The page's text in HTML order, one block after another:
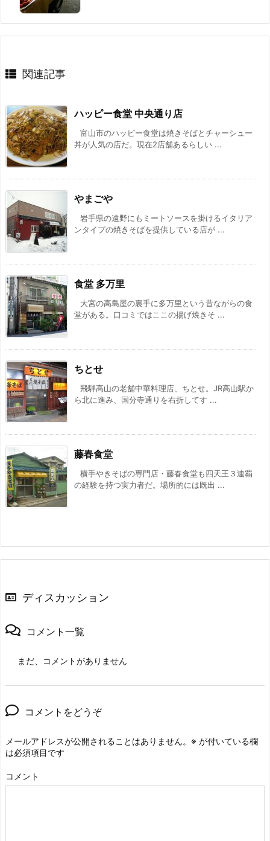
関連記事
ハッピー食堂 中央通り店
富山市のハッピー食堂は焼きそばとチャーシュー
丼が人気の店だ。現在2店舗あるらしい ...
やまごや
岩手県の遠野にもミートソースを掛けるイタリア
ンタイプの焼きそばを提供している店が ...
食堂 多万里
大宮の高島屋の裏手に多万里という昔ながらの食
堂がある。口コミではここの揚げ焼きそ ...
ちとせ
飛騨高山の老舗中華料理店、ちとせ。JR高山駅か
ら北に進み、国分寺通りを右折してす ...
藤春食堂
横手やきそばの専門店・藤春食堂も四天王３連覇
の経験を持つ実力者だ。場所的には既出 ...
ディスカッション
コメント一覧
まだ、コメントがありません
コメントをどうぞ
メールアドレスが公開されることはありません。 ※ が付いている欄
は必須項目です
コメント